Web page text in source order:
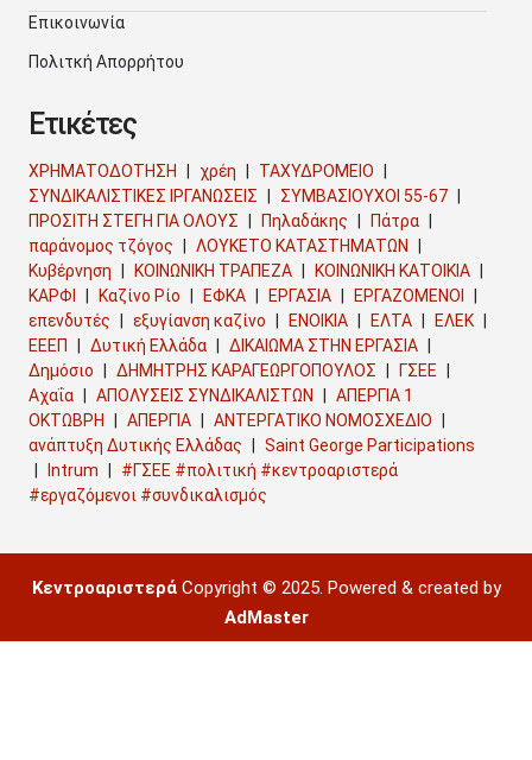
Επικοινωνία
Πολιτκή Απορρήτου
Ετικέτες
ΧΡΗΜΑΤΟΔΟΤΗΣΗ χρέη
ΤΑΧΥΔΡΟΜΕΙΟ
ΣΥΝΔΙΚΑΛΙΣΤΙΚΕΣ ΙΡΓΑΝΩΣΕΙΣ
ΣΥΜΒΑΣΙΟΥΧΟΙ 55-67
ΠΡΟΣΙΤΗ ΣΤΕΓΗ ΓΙΑ ΟΛΟΥΣ
Πηλαδάκης
Πάτρα
παράνομος τζόγος
ΛΟΥΚΕΤΟ ΚΑΤΑΣΤΗΜΑΤΩΝ
Κυβέρνηση
ΚΟΙΝΩΝΙΚΗ ΤΡΑΠΕΖΑ
ΚΟΙΝΩΝΙΚΗ ΚΑΤΟΙΚΙΑ
ΚΑΡΦΙ
Καζίνο Ρίο ΕΦΚΑ ΕΡΓΑΣΙΑ
ΕΡΓΑΖΟΜΕΝΟΙ
επενδυτές
εξυγίανση καζίνο ΕΝΟΙΚΙΑ ΕΛΤΑ
ΕΛΕΚ
ΕΕΕΠ
Δυτική Ελλάδα
ΔΙΚΑΙΩΜΑ ΣΤΗΝ ΕΡΓΑΣΙΑ
Δημόσιο
ΔΗΜΗΤΡΗΣ ΚΑΡΑΓΕΩΡΓΟΠΟΥΛΟΣ
ΓΣΕΕ
Αχαΐα
ΑΠΟΛΥΣΕΙΣ ΣΥΝΔΙΚΑΛΙΣΤΩΝ
ΑΠΕΡΓΙΑ 1
ΟΚΤΩΒΡΗ
ΑΠΕΡΓΙΑ
ΑΝΤΕΡΓΑΤΙΚΟ ΝΟΜΟΣΧΕΔΙΟ
ανάπτυξη Δυτικής Ελλάδας
Saint George Participations
Intrum
#ΓΣΕΕ #πολιτική #κεντροαριστερά
#εργαζόμενοι #συνδικαλισμός
ΚεντροαριστεράCopyright © 2025. Powered & created by
AdMaster